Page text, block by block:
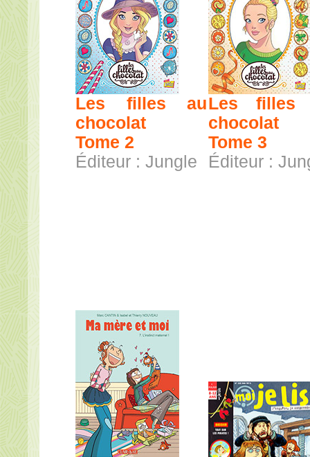
Les filles au
chocolat
Tome 2
Éditeur : Jungle
Les filles
chocolat
Tome 3
Éditeur :